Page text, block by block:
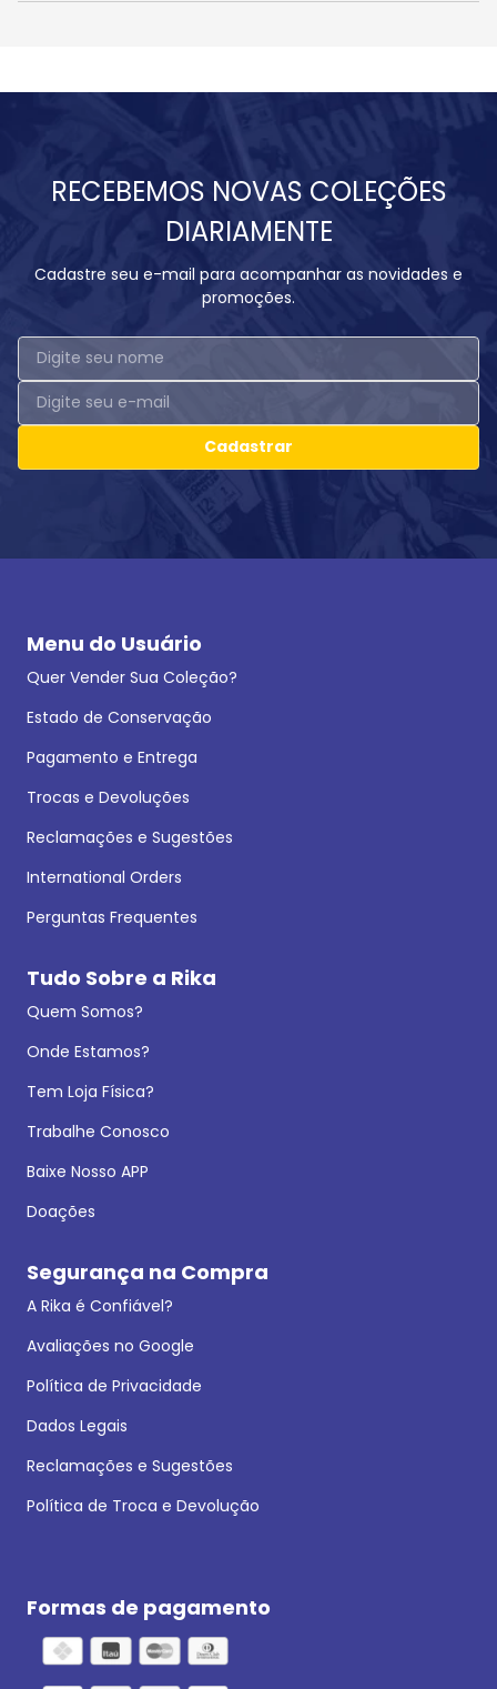
RECEBEMOS NOVAS COLEÇÕES
DIARIAMENTE
Cadastre seu e-mail para acompanhar as novidades e
promoções.
Cadastrar
Menu do Usuário
Quer Vender Sua Coleção?
Estado de Conservação
Pagamento e Entrega
Trocas e Devoluções
Reclamações e Sugestões
International Orders
Perguntas Frequentes
Tudo Sobre a Rika
Quem Somos?
Onde Estamos?
Tem Loja Física?
Trabalhe Conosco
Baixe Nosso APP
Doações
Segurança na Compra
A Rika é Confiável?
Avaliações no Google
Política de Privacidade
Dados Legais
Reclamações e Sugestões
Política de Troca e Devolução
Formas de pagamento